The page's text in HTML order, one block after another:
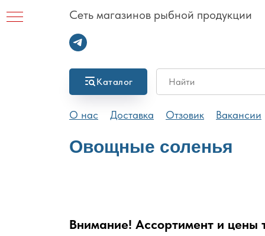
Сеть магазинов рыбной продукции
Каталог
О нас Доставка Отзовик Вакансии
Овощные соленья
Внимание! Ассортимент и цены